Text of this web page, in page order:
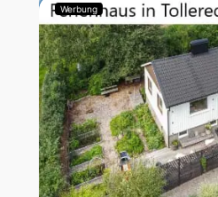
Werbung